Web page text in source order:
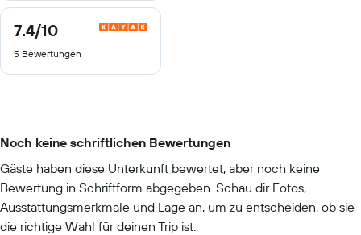
7.4/10
7.4
10
5 Bewertungen
Noch keine schriftlichen Bewertungen
Gäste haben diese Unterkunft bewertet, aber noch keine
Bewertung in Schriftform abgegeben. Schau dir Fotos,
Ausstattungsmerkmale und Lage an, um zu entscheiden, ob sie
die richtige Wahl für deinen Trip ist.